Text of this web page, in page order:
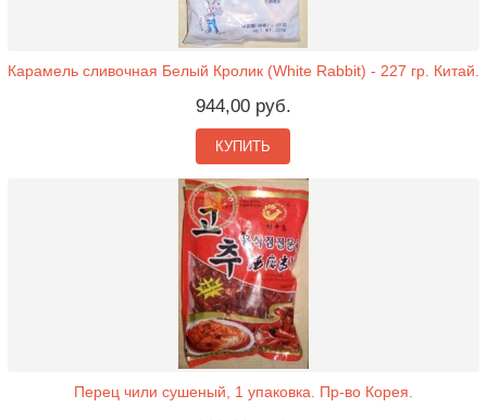
Карамель сливочная Белый Кролик (White Rabbit) - 227 гр. Китай.
944,00 руб.
КУПИТЬ
Перец чили сушеный, 1 упаковка. Пр-во Корея.